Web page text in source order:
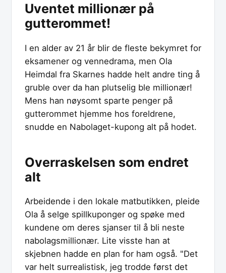
Uventet millionær på
gutterommet!
I en alder av 21 år blir de fleste bekymret for
eksamener og vennedrama, men Ola
Heimdal fra Skarnes hadde helt andre ting å
gruble over da han plutselig ble millionær!
Mens han nøysomt sparte penger på
gutterommet hjemme hos foreldrene,
snudde en Nabolaget-kupong alt på hodet.
Overraskelsen som endret
alt
Arbeidende i den lokale matbutikken, pleide
Ola å selge spillkuponger og spøke med
kundene om deres sjanser til å bli neste
nabolagsmillionær. Lite visste han at
skjebnen hadde en plan for ham også. "Det
var helt surrealistisk, jeg trodde først det